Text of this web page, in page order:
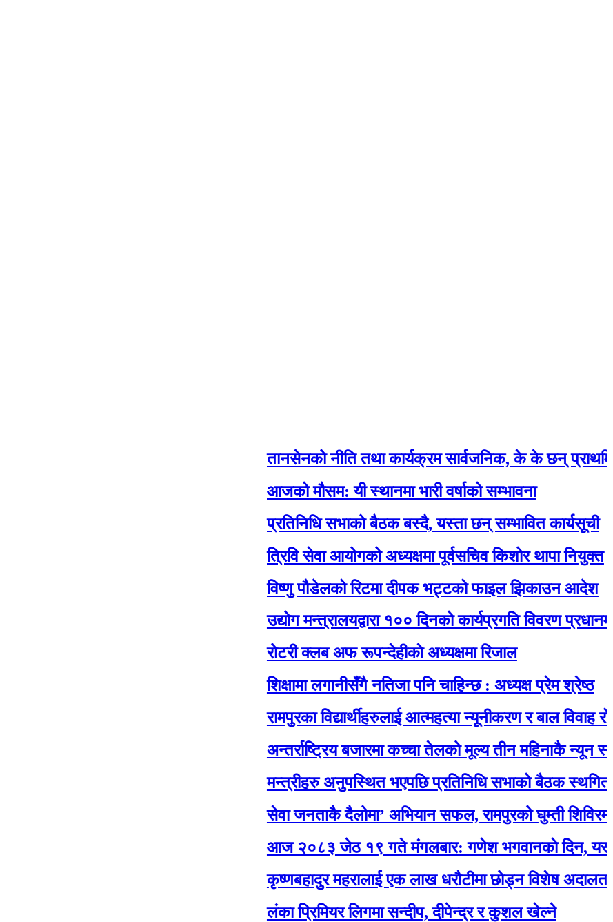
तानसेनको नीति तथा कार्यक्रम सार्वजनिक, के के छन् प्राथमिकतामा ?
आजको मौसम: यी स्थानमा भारी वर्षाको सम्भावना
प्रतिनिधि सभाको बैठक बस्दै, यस्ता छन् सम्भावित कार्यसूची
त्रिवि सेवा आयोगको अध्यक्षमा पूर्वसचिव किशोर थापा नियुक्त
विष्णु पौडेलको रिटमा दीपक भट्टको फाइल झिकाउन आदेश
उद्योग मन्त्रालयद्वारा १०० दिनको कार्यप्रगति विवरण प्रधानमन्त्री
रोटरी क्लब अफ रूपन्देहीकाे अध्यक्षमा रिजाल
शिक्षामा लगानीसँगै नतिजा पनि चाहिन्छ : अध्यक्ष प्रेम श्रेष्ठ
रामपुरका विद्यार्थीहरुलाई आत्महत्या न्यूनीकरण र बाल विवाह रोकथाम
अन्तर्राष्ट्रिय बजारमा कच्चा तेलको मूल्य तीन महिनाकै न्यून स्तरमा
मन्त्रीहरु अनुपस्थित भएपछि प्रतिनिधि सभाको बैठक स्थगित
सेवा जनताकै दैलोमा’ अभियान सफल, रामपुरको घुम्ती शिविरमा
आज २०८३ जेठ १९ गते मंगलबार: गणेश भगवानकाे दिन, यस्ताे छ
कृष्णबहादुर महरालाई एक लाख धरौटीमा छोड्न विशेष अदालतको आदेश
लंका प्रिमियर लिगमा सन्दीप, दीपेन्द्र र कुशल खेल्ने